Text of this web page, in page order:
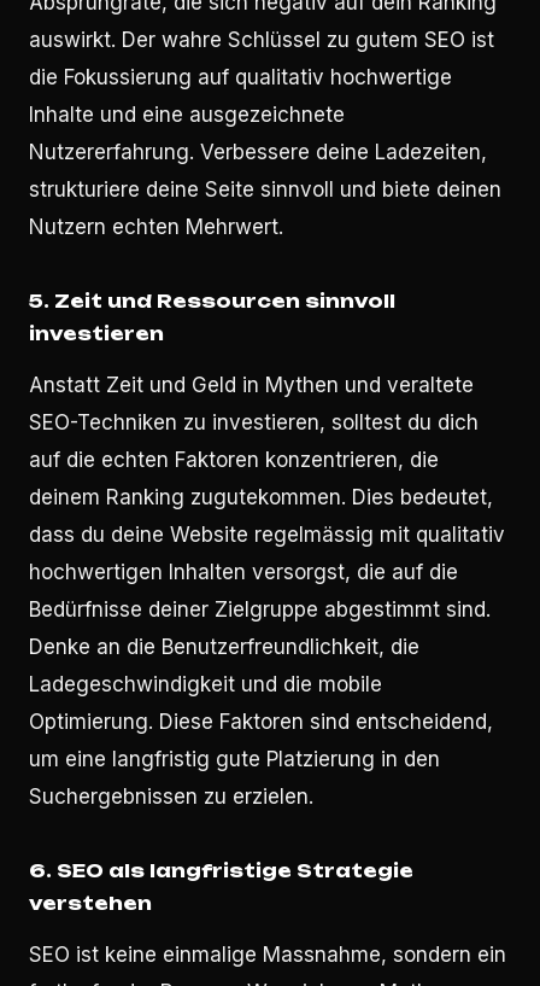
auswirkt. Der wahre Schlüssel zu gutem SEO ist
die Fokussierung auf qualitativ hochwertige
Inhalte und eine ausgezeichnete
Nutzererfahrung. Verbessere deine Ladezeiten,
strukturiere deine Seite sinnvoll und biete deinen
Nutzern echten Mehrwert.
5. Zeit und Ressourcen sinnvoll
investieren
Anstatt Zeit und Geld in Mythen und veraltete
SEO-Techniken zu investieren, solltest du dich
auf die echten Faktoren konzentrieren, die
deinem Ranking zugutekommen. Dies bedeutet,
dass du deine Website regelmässig mit qualitativ
hochwertigen Inhalten versorgst, die auf die
Bedürfnisse deiner Zielgruppe abgestimmt sind.
Denke an die Benutzerfreundlichkeit, die
Ladegeschwindigkeit und die mobile
Optimierung. Diese Faktoren sind entscheidend,
um eine langfristig gute Platzierung in den
Suchergebnissen zu erzielen.
6. SEO als langfristige Strategie
verstehen
SEO ist keine einmalige Massnahme, sondern ein